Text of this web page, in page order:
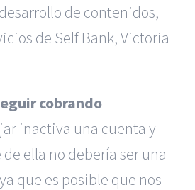
de contenidos,
de Self Bank, Victoria
cobrando
inactiva una cuenta y
ella no debería ser una
que es posible que nos